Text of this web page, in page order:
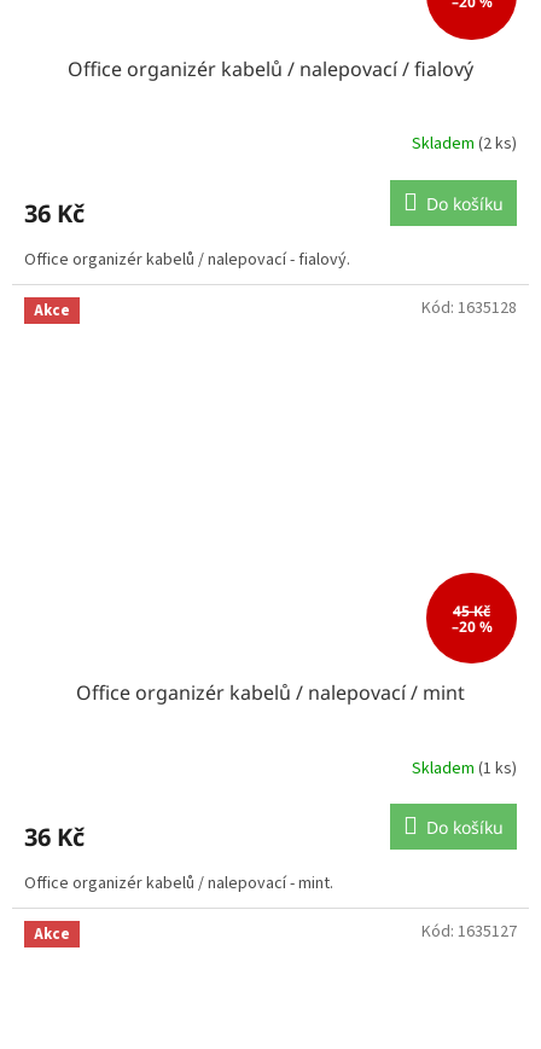
Office organizér kabelů / nalepovací / fialový
Skladem (2 ks)
36 Kč Do košíku
Office organizér kabelů / nalepovací - fialový.
Akce
45 Kč
–20 %
Office organizér kabelů / nalepovací / mint
Skladem (1 ks)
36 Kč Do košíku
Office organizér kabelů / nalepovací - mint.
Kód: 1635128
Akce Kód: 1635127